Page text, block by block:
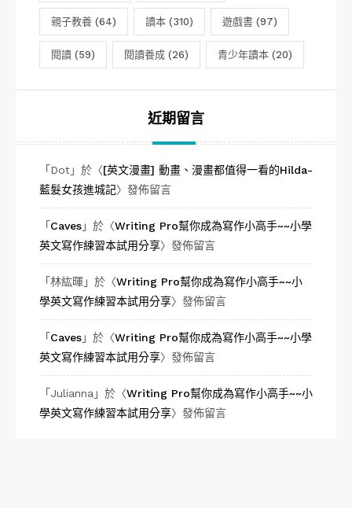
親子教養 (64) 讀本 (310) 遊戲書 (97)
閱讀 (59) 閱讀養成 (26) 青少年讀本 (20)
近期留言
「 Dot」於〈[英文漫畫] 動畫、漫畫都值得一看的Hilda-
藍髮女孩進城記〉發佈留言
「 Caves」於〈Writing Pro幫你成為寫作小高手~~小學
英文寫作練習本試用分享〉發佈留言
「林紘暉 」於〈Writing Pro幫你成為寫作小高手~~小
學英文寫作練習本試用分享〉發佈留言
「 Caves」於〈Writing Pro幫你成為寫作小高手~~小學
英文寫作練習本試用分享〉發佈留言
「 Julianna 」於〈Writing Pro幫你成為寫作小高手~~小
學英文寫作練習本試用分享〉發佈留言